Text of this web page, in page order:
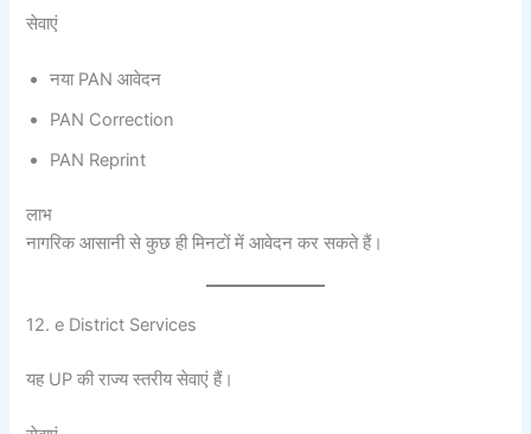
सेवाएं
नया PAN आवेदन
PAN Correction
PAN Reprint
लाभ
नागरिक आसानी से कुछ ही मिनटों में आवेदन कर सकते हैं।
12. e District Services
यह UP की राज्य स्तरीय सेवाएं हैं।